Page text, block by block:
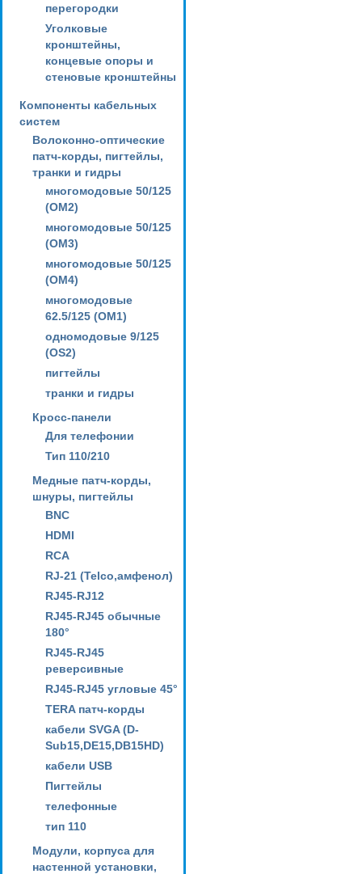
перегородки
Уголковые
кронштейны,
концевые опоры и
стеновые кронштейны
Компоненты кабельных
систем
Волоконно-оптические
патч-корды, пигтейлы,
транки и гидры
многомодовые 50/125
(OM2)
многомодовые 50/125
(OM3)
многомодовые 50/125
(OM4)
многомодовые
62.5/125 (OM1)
одномодовые 9/125
(OS2)
пигтейлы
транки и гидры
Кросс-панели
Для телефонии
Тип 110/210
Медные патч-корды,
шнуры, пигтейлы
BNC
HDMI
RCA
RJ-21 (Telco,амфенол)
RJ45-RJ12
RJ45-RJ45 обычные
180°
RJ45-RJ45
реверсивные
RJ45-RJ45 угловые 45°
TERA патч-корды
кабели SVGA (D-
Sub15,DE15,DB15HD)
кабели USB
Пигтейлы
телефонные
тип 110
Модули, корпуса для
настенной установки,